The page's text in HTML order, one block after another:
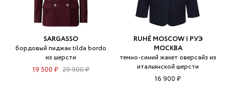
SARGASSO
бордовый пиджак tilda bordo
из шерсти
19 500 ₽ 29 900 ₽
RUHÉ MOSCOW | РУЭ
МОСКВА
темно-синий жакет оверсайз из
итальянской шерсти
16 900 ₽